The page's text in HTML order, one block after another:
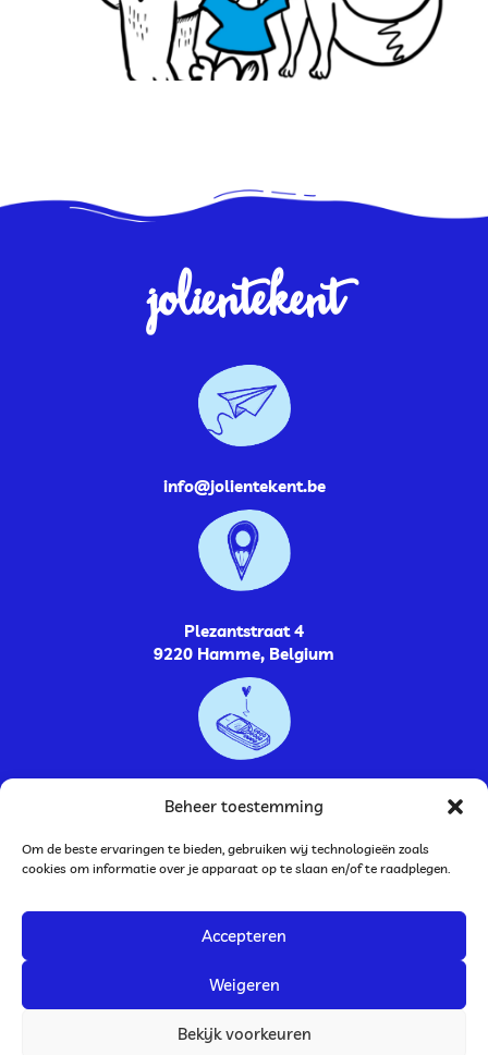
Beheer toestemming
Om de beste ervaringen te bieden, gebruiken wij technologieën zoals
cookies om informatie over je apparaat op te slaan en/of te raadplegen.
Accepteren
Weigeren
Bekijk voorkeuren
jolientekent
info@jolientekent.be
Plezantstraat 4
9220 Hamme, Belgium
0485264448
BTW nummer: BE0752.787.009